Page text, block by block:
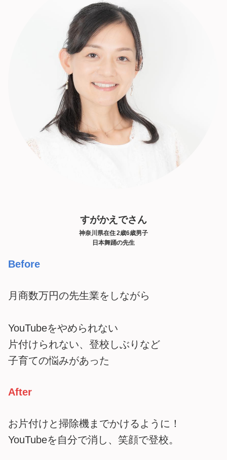
すがかえでさん
神奈川県在住 2歳6歳男子
日本舞踊の先生
Before
月商数万円の先生業をしながら
YouTubeをやめられない
片付けられない、登校しぶりなど
子育ての悩みがあった
After
お片付けと掃除機までかけるように！
YouTubeを自分で消し、笑顔で登校。